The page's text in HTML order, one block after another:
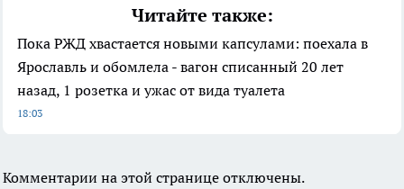
Читайте также:
Пока РЖД хвастается новыми капсулами: поехала в
Ярославль и обомлела - вагон списанный 20 лет
назад, 1 розетка и ужас от вида туалета
18:03
Комментарии на этой странице отключены.